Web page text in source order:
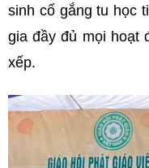
sinh cố gắng tu học
gia đầy đủ mọi hoạt
xếp.